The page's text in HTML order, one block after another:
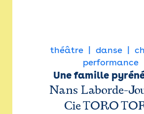
théâtre danse
performance
Une famille
Nans Laborde-
Cie TORO